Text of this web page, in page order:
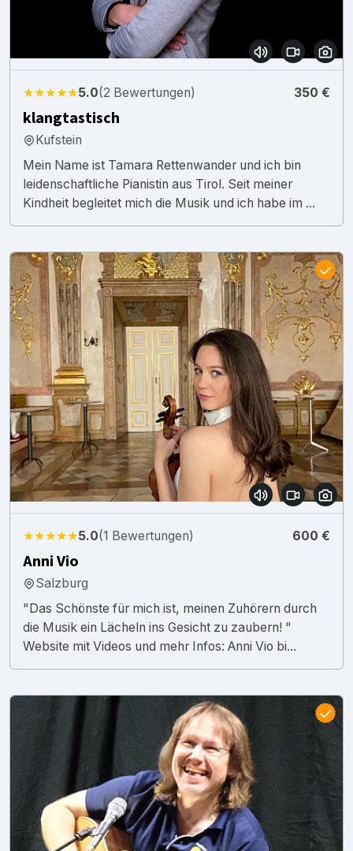
★★★★★5.0(2 Bewertungen) 350 €
klangtastisch
Kufstein
Mein Name ist Tamara Rettenwander und ich bin
leidenschaftliche Pianistin aus Tirol. Seit meiner
Kindheit begleitet mich die Musik und ich habe im ...
★★★★★5.0(1 Bewertungen) 600 €
Anni Vio
Salzburg
"Das Schönste für mich ist, meinen Zuhörern durch
die Musik ein Lächeln ins Gesicht zu zaubern! "
Website mit Videos und mehr Infos: Anni Vio bi...